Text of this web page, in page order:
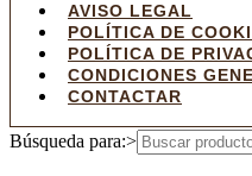
AVISO LEGAL
POLÍTICA DE
POLÍTICA DE
CONDICIONES
CONTACTAR
Búsqueda para:>